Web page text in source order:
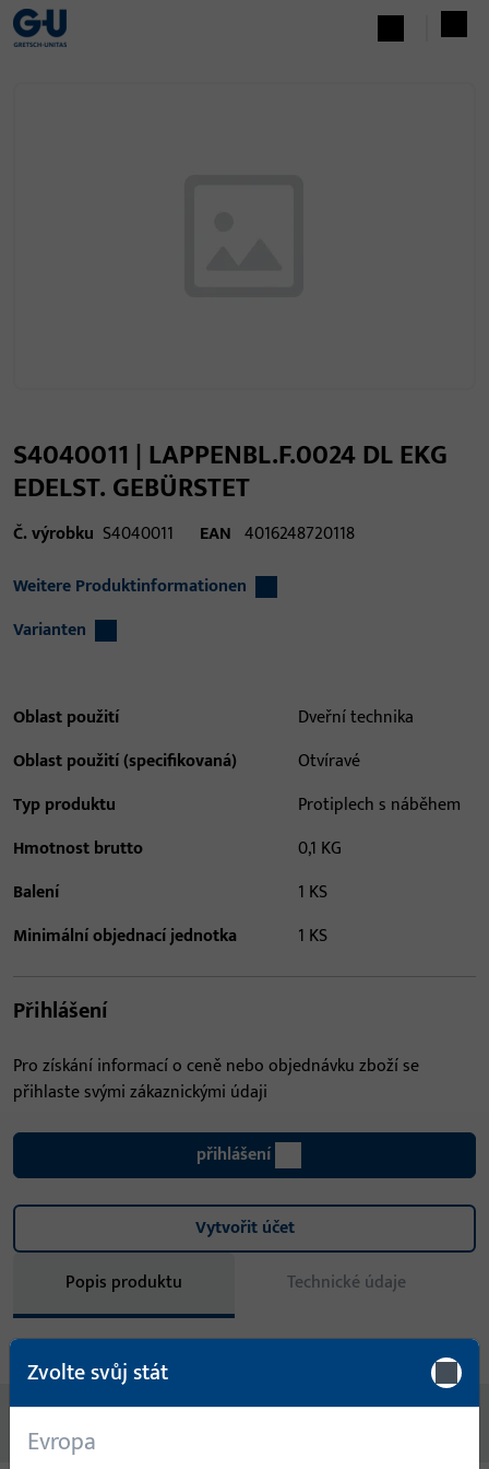
S4040011 | LAPPENBL.F.0024 DL EKG
EDELST. GEBÜRSTET
Č. výrobku S4040011 EAN 4016248720118
Weitere Produktinformationen
Varianten
Oblast použití
Dveřní technika
Oblast použití (specifikovaná)
Otvíravé
Typ produktu
Protiplech s náběhem
Hmotnost brutto
0,1 KG
Balení
1 KS
Minimální objednací jednotka
1 KS
Přihlášení
Pro získání informací o ceně nebo objednávku zboží se
přihlaste svými zákaznickými údaji
přihlášení
Vytvořit účet
Popis produktu
Technické údaje
Stahování
Zvolte svůj stát
Evropa